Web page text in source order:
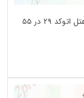
دانلود نقشه هتل - رستوران - اقامتگاه معماری پروژه هتل اتوکد 29 در 55